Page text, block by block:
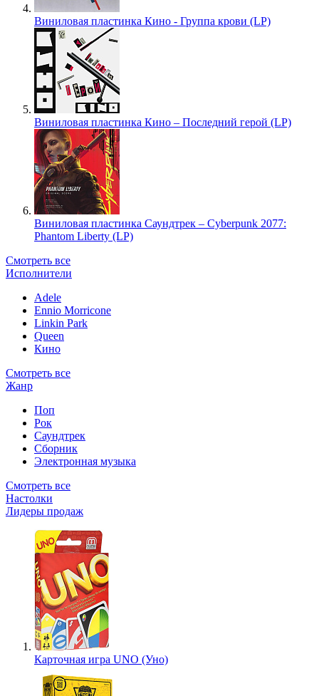
Виниловая пластинка Кино - Группа крови (LP)
Виниловая пластинка Кино – Последний герой (LP)
Виниловая пластинка Саундтрек – Cyberpunk 2077:
Phantom Liberty (LP)
Смотреть все
Исполнители
Adele
Ennio Morricone
Linkin Park
Queen
Кино
Смотреть все
Жанр
Поп
Рок
Саундтрек
Сборник
Электронная музыка
Смотреть все
Настолки
Лидеры продаж
Карточная игра UNO (Уно)